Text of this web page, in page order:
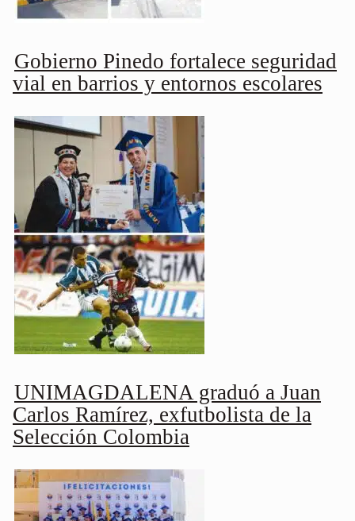
Gobierno Pinedo fortalece seguridad
vial en barrios y entornos escolares
UNIMAGDALENA graduó a Juan
Carlos Ramírez, exfutbolista de la
Selección Colombia